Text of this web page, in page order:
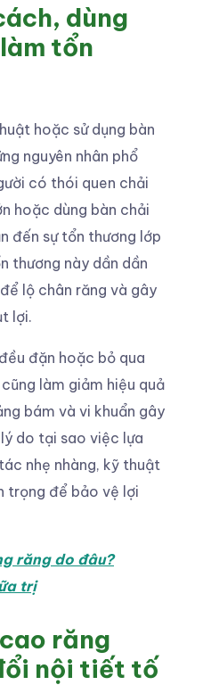
dùng
tổn
hoặc sử dụng bàn
nguyên nhân phổ
có thói quen chải
hoặc dùng bàn chải
đến sự tổn thương lớp
thương này dần dần
lộ chân răng và gây
lợi.
đặn hoặc bỏ qua
làm giảm hiệu quả
bám và vi khuẩn gây
do tại sao việc lựa
nhẹ nhàng, kỹ thuật
trọng để bảo vệ lợi
răng do đâu?
trị
răng
nội tiết tố